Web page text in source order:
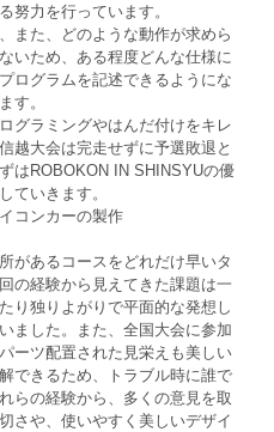
努力を行っています。
また、どのような動作が求めら
いため、ある程度どんな仕様に
ログラムを記述できるようにな
す。
グラミングやはんだ付けをキレ
越大会は完走せずに予選敗退と
はROBOKON IN SHINSYUの優
ていきます。
コンカーの製作
があるコースをどれだけ早いタ
の経験から見えてきた課題は一
り独りよがりで平面的な発想し
ました。また、全国大会に参加
ーツ配置された見栄えも美しい
できるため、トラブル時に誰で
らの経験から、多くの意見を取
さや、使いやすく美しいデザイ